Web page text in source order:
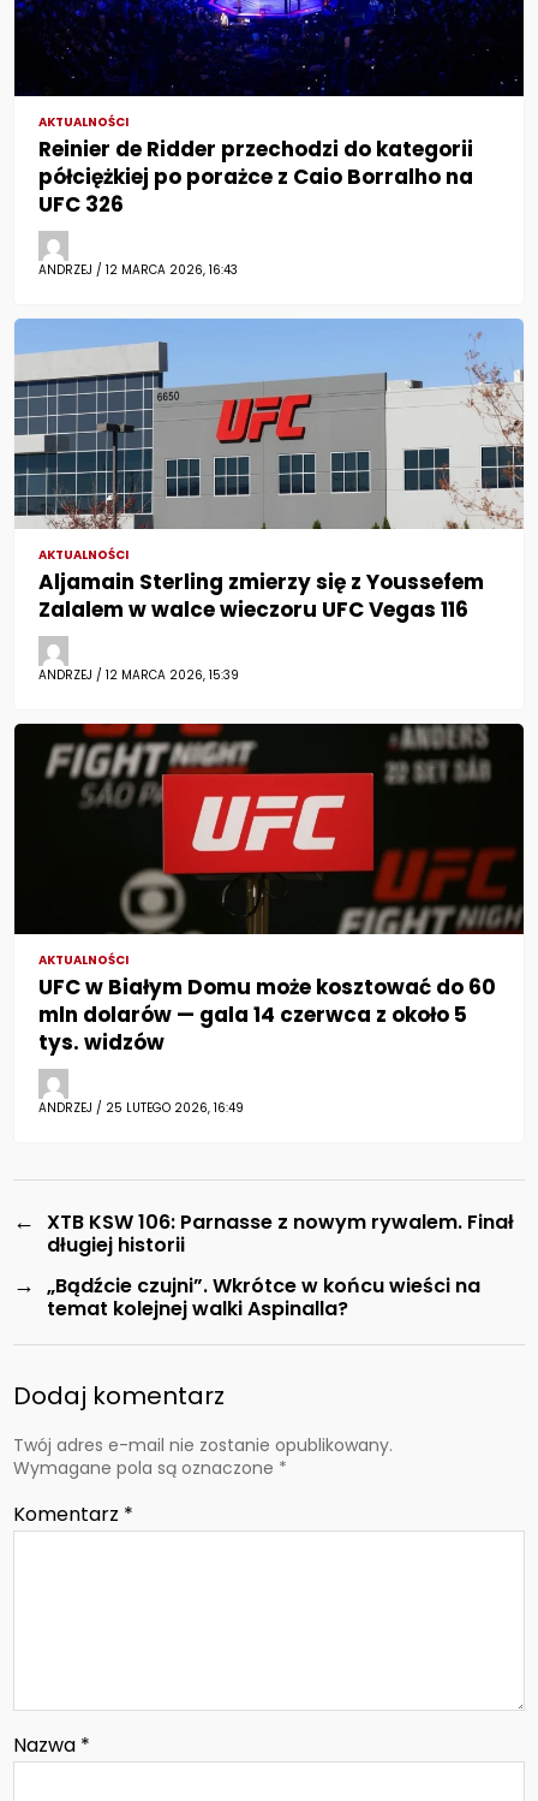
AKTUALNOŚCI
Reinier de Ridder przechodzi do kategorii
półciężkiej po porażce z Caio Borralho na
UFC 326
ANDRZEJ / 12 MARCA 2026, 16:43
AKTUALNOŚCI
Aljamain Sterling zmierzy się z Youssefem
Zalalem w walce wieczoru UFC Vegas 116
ANDRZEJ / 12 MARCA 2026, 15:39
AKTUALNOŚCI
UFC w Białym Domu może kosztować do 60
mln dolarów — gala 14 czerwca z około 5
tys. widzów
ANDRZEJ / 25 LUTEGO 2026, 16:49
← XTB KSW 106: Parnasse z nowym rywalem. Finał
długiej historii
→ „Bądźcie czujni”. Wkrótce w końcu wieści na
temat kolejnej walki Aspinalla?
Dodaj komentarz
Twój adres e-mail nie zostanie opublikowany.
Wymagane pola są oznaczone *
Komentarz *
Nazwa *